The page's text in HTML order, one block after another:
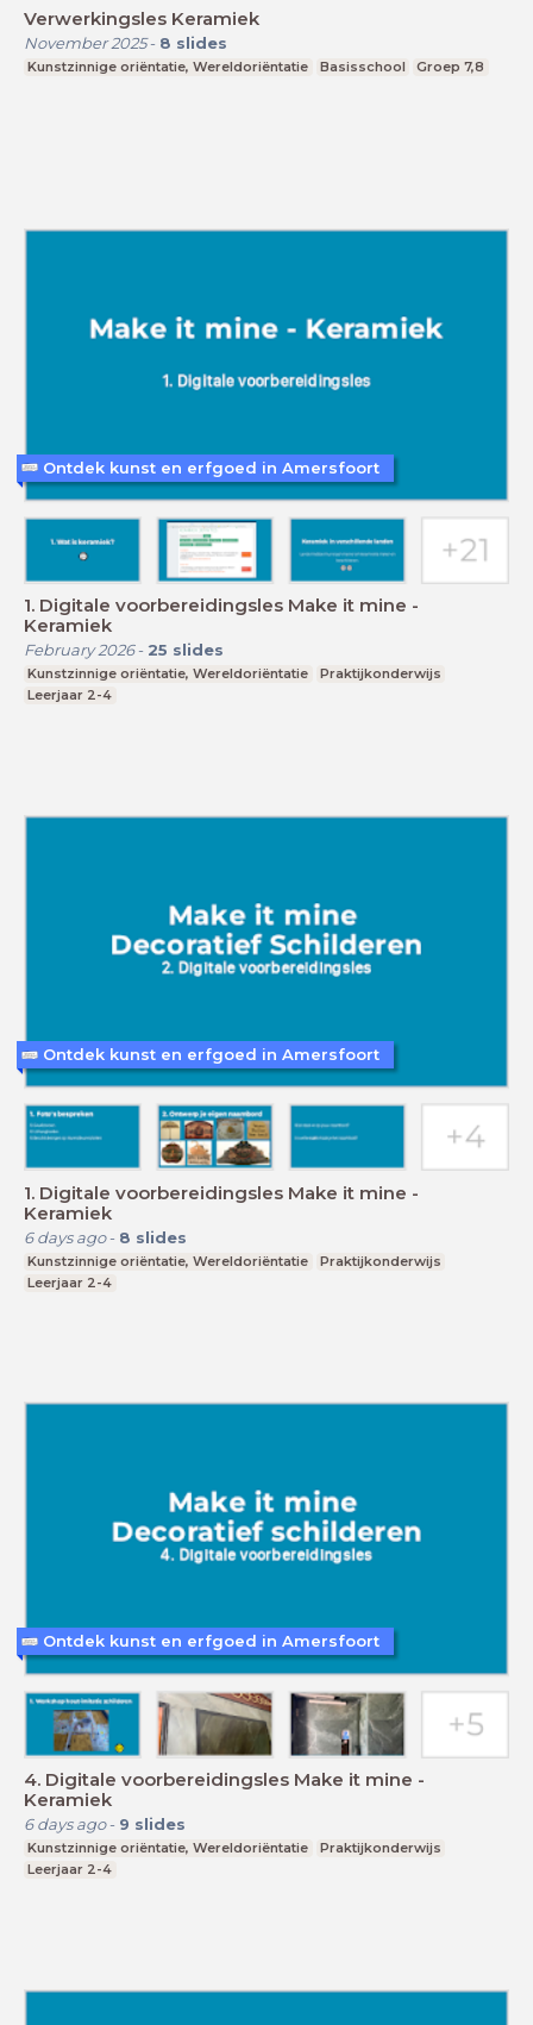
Verwerkingsles Keramiek
November 2025- 8 slides
Kunstzinnige oriëntatie, Wereldoriëntatie Basisschool Groep 7,8
1. Digitale voorbereidingsles Make it mine -
Keramiek
February 2026- 25 slides
Kunstzinnige oriëntatie, Wereldoriëntatie
Praktijkonderwijs
Leerjaar 2-4
Ontdek kunst en erfgoed in Amersfoort
1. Digitale voorbereidingsles Make it mine -
Keramiek
6 days ago- 8 slides
Kunstzinnige oriëntatie, Wereldoriëntatie
Praktijkonderwijs
Leerjaar 2-4
Ontdek kunst en erfgoed in Amersfoort
4. Digitale voorbereidingsles Make it mine -
Keramiek
6 days ago- 9 slides
Kunstzinnige oriëntatie, Wereldoriëntatie
Praktijkonderwijs
Leerjaar 2-4
Ontdek kunst en erfgoed in Amersfoort